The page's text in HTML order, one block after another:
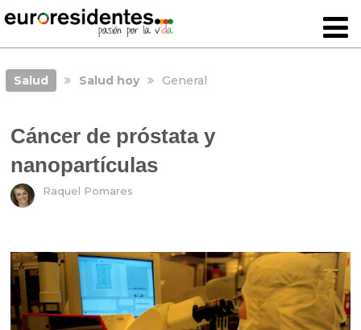
Salud Salud hoy General
Cáncer de próstata y
nanopartículas
Raquel Pomares